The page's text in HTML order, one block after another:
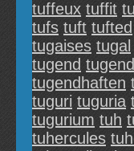
tuffeux tuffit
tufs tuft tufted
tugaises tugal
tugend
tugendhaften
tuguri tuguria
tugurium tuh
tuhercules